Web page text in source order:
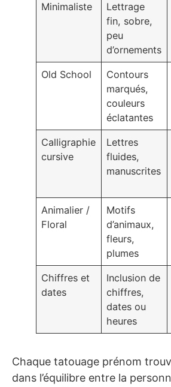
Minimaliste
Lettrage
fin, sobre,
peu
d’ornements
Old School
Contours
marqués,
couleurs
éclatantes
Calligraphie
cursive
Lettres
fluides,
manuscrites
Animalier /
Floral
Motifs
d’animaux,
fleurs,
plumes
Chiffres et
dates
Inclusion de
chiffres,
dates ou
heures
Chaque tatouage prénom
dans l’équilibre entre la